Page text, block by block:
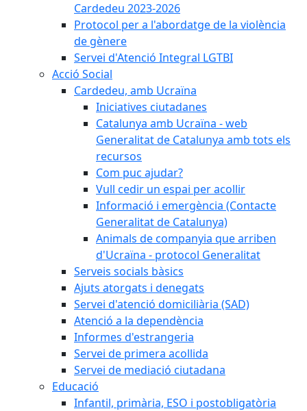
Cardedeu 2023-2026
Protocol per a l'abordatge de la violència
de gènere
Servei d'Atenció Integral LGTBI
Acció Social
Cardedeu, amb Ucraïna
Iniciatives ciutadanes
Catalunya amb Ucraïna - web
Generalitat de Catalunya amb tots els
recursos
Com puc ajudar?
Vull cedir un espai per acollir
Informació i emergència (Contacte
Generalitat de Catalunya)
Animals de companyia que arriben
d'Ucraïna - protocol Generalitat
Serveis socials bàsics
Ajuts atorgats i denegats
Servei d'atenció domiciliària (SAD)
Atenció a la dependència
Informes d'estrangeria
Servei de primera acollida
Servei de mediació ciutadana
Educació
Infantil, primària, ESO i postobligatòria